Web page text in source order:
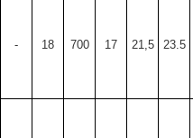
- 18 700 17 21,5 23.5